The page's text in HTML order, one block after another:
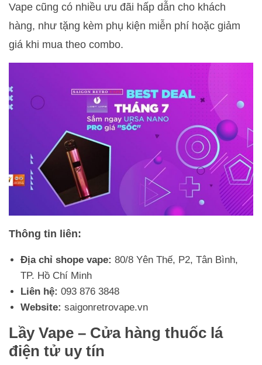
Vape cũng có nhiều ưu đãi hấp dẫn cho khách
hàng, như tặng kèm phụ kiện miễn phí hoặc giảm
giá khi mua theo combo.
Thông tin liên:
Địa chỉ shope vape: 80/8 Yên Thế, P2, Tân Bình,
TP. Hồ Chí Minh
Liên hệ: 093 876 3848
Website: saigonretrovape.vn
Lầy Vape – Cửa hàng thuốc lá
điện tử uy tín